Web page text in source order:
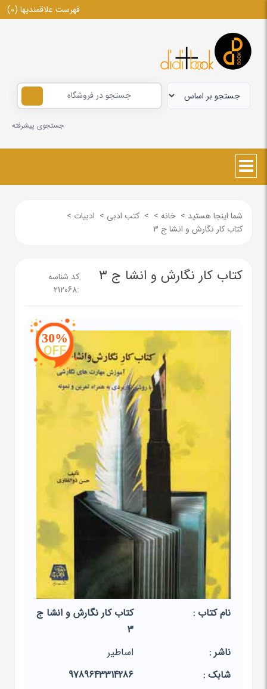
فهرست علاقمندیها (0)
جستجوی پیشرفته
شما اینجا هستید > خانه >
> کتب ادبی > ادبیات >
کتاب کار نگارش و انشا ج 3
کتاب کار نگارش و انشا ج 3
کد شناسه
:
212068
30%
OFF
نام کتاب :
کتاب کار نگارش و انشا ج
3
ناشر :
اساطیر
شابک :
9789643314286